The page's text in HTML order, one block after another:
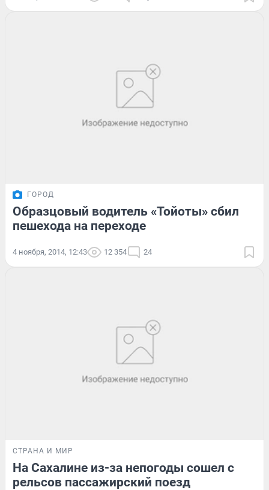
ГОРОД
Образцовый водитель «Тойоты» сбил
пешехода на переходе
4 ноября, 2014, 12:43 12 354 24
СТРАНА И МИР
На Сахалине из-за непогоды сошел с
рельсов пассажирский поезд